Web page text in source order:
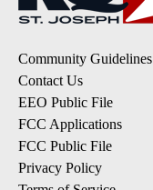
Community Guidelines
Contact Us
EEO Public File
FCC Applications
FCC Public File
Privacy Policy